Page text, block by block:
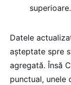
superioare.
Datele
așteptate spre
agregată. Însă
punctual, unele